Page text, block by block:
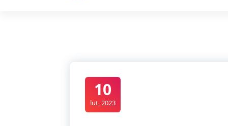
10
lut, 2023